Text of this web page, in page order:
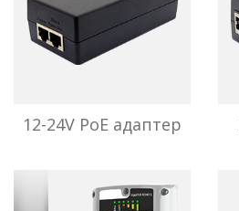
LigoPTP
12-24V PoE адаптер